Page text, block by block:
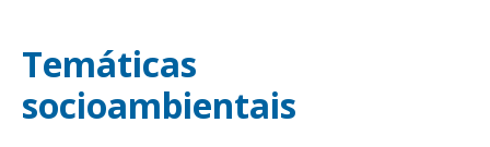
Temáticas
socioambientais